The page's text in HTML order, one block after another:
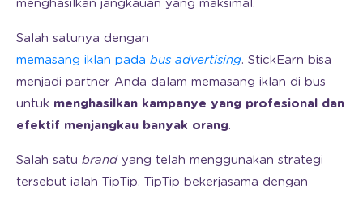
menghasilkan jangkauan yang maksimal.
Salah satunya dengan
memasang iklan pada bus advertising. StickEarn bisa
menjadi partner Anda dalam memasang iklan di bus
untuk menghasilkan kampanye yang profesional dan
efektif menjangkau banyak orang.
Salah satu brand yang telah menggunakan strategi
tersebut ialah TipTip. TipTip bekerjasama dengan